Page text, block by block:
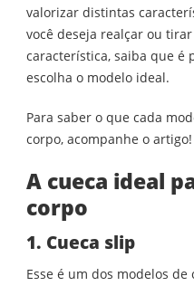
valorizar distintas
você deseja realçar ou
característica, saiba que é
escolha o modelo ideal.
Para saber o que cada
corpo, acompanhe o artigo!
A cueca ideal
corpo
1. Cueca slip
Esse é um dos modelos